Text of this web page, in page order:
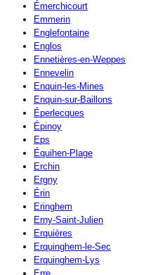
Émerchicourt
Emmerin
Englefontaine
Englos
Ennetières-en-Weppes
Ennevelin
Enquin-les-Mines
Enquin-sur-Baillons
Éperlecques
Épinoy
Eps
Équihen-Plage
Erchin
Ergny
Érin
Eringhem
Erny-Saint-Julien
Erquières
Erquinghem-le-Sec
Erquinghem-Lys